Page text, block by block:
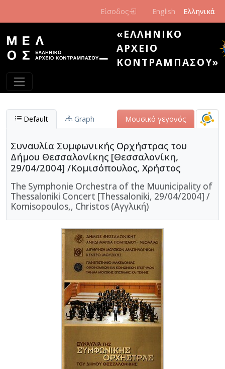
Είσοδος English Ελληνικά
«ΕΛΛΗΝΙΚΌ
ΑΡΧΕΊΟ
ΚΟΝΤΡΑΜΠΆΣΟΥ»
Default Graph Μουσικό γεγονός
Συναυλία Συμφωνικής Ορχήστρας του
Δήμου Θεσσαλονίκης [Θεσσαλονίκη,
29/04/2004] /Κομισόπουλος, Χρήστος
The Symphonie Orchestra of the Muunicipality of
Thessaloniki Concert [Thessaloniki, 29/04/2004] /
Komisopoulos,, Christos (Αγγλική)